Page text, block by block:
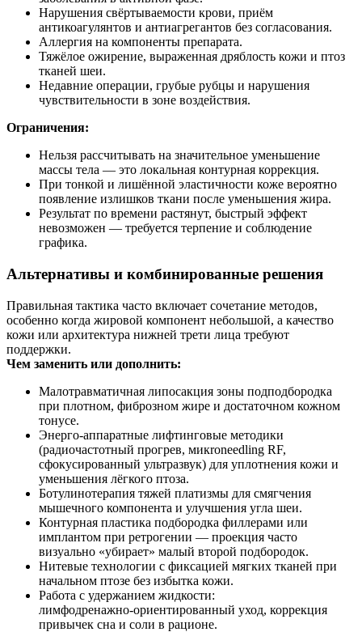
Нарушения свёртываемости крови, приём
антикоагулянтов и антиагрегантов без согласования.
Аллергия на компоненты препарата.
Тяжёлое ожирение, выраженная дряблость кожи и птоз
тканей шеи.
Недавние операции, грубые рубцы и нарушения
чувствительности в зоне воздействия.
Ограничения:
Нельзя рассчитывать на значительное уменьшение
массы тела — это локальная контурная коррекция.
При тонкой и лишённой эластичности коже вероятно
появление излишков ткани после уменьшения жира.
Результат по времени растянут, быстрый эффект
невозможен — требуется терпение и соблюдение
графика.
Альтернативы и комбинированные решения
Правильная тактика часто включает сочетание методов,
особенно когда жировой компонент небольшой, а качество
кожи или архитектура нижней трети лица требуют
поддержки.
Чем заменить или дополнить:
Малотравматичная липосакция зоны подподбородка
при плотном, фиброзном жире и достаточном кожном
тонусе.
Энерго‑аппаратные лифтинговые методики
(радиочастотный прогрев, микroneedling RF,
сфокусированный ультразвук) для уплотнения кожи и
уменьшения лёгкого птоза.
Ботулинотерапия тяжей платизмы для смягчения
мышечного компонента и улучшения угла шеи.
Контурная пластика подбородка филлерами или
имплантом при ретрогении — проекция часто
визуально «убирает» малый второй подбородок.
Нитевые технологии с фиксацией мягких тканей при
начальном птозе без избытка кожи.
Работа с удержанием жидкости:
лимфодренажно‑ориентированный уход, коррекция
привычек сна и соли в рационе.